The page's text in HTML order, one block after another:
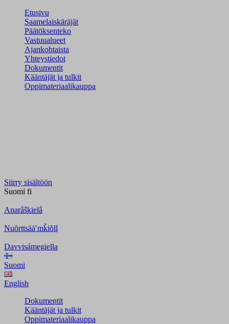
Etusivu
Saamelaiskäräjät
Päätöksenteko
Vastuualueet
Ajankohtaista
Yhteystiedot
Dokumentit
Kääntäjät ja tulkit
Oppimateriaalikauppa
Siirry sisältöön
Suomi fi
Anarâškielâ
Nuõrttsääʹmǩiõll
Davvisámegiella
Suomi
English
Dokumentit
Kääntäjät ja tulkit
Oppimateriaalikauppa